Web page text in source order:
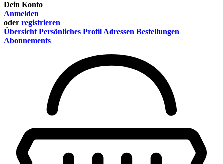
Dein Konto
Anmelden
oder registrieren
Übersicht Persönliches Profil Adressen Bestellungen
Abonnements